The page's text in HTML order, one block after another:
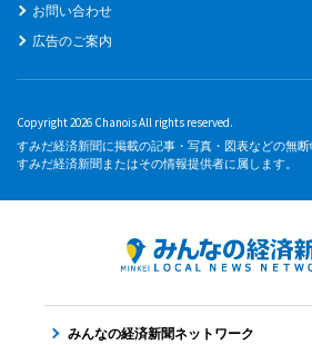
お問い合わせ
広告のご案内
Copyright 2026 Chanois All rights reserved.
すみだ経済新聞に掲載の記事・写真・図表などの無
すみだ経済新聞またはその情報提供者に属します。
みんなの経済新聞ネットワーク